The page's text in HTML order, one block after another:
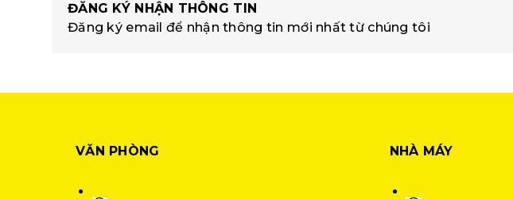
ĐĂNG KÝ NHẬN THÔNG TIN
Đăng ký email để nhận thông tin mới nhất từ chúng tôi
VĂN PHÒNG NHÀ MÁY